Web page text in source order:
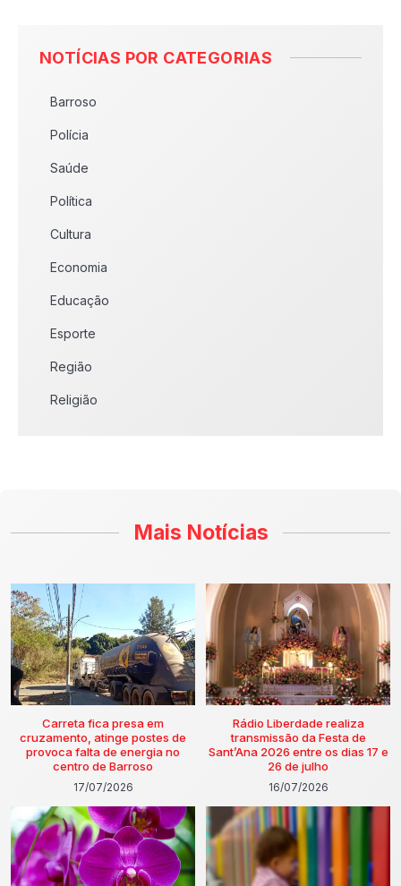
NOTÍCIAS POR CATEGORIAS
Barroso
Polícia
Saúde
Política
Cultura
Economia
Educação
Esporte
Região
Religião
Mais Notícias
Carreta fica presa em
cruzamento, atinge postes de
provoca falta de energia no
centro de Barroso
17/07/2026
Rádio Liberdade realiza
transmissão da Festa de
Sant’Ana 2026 entre os dias 17 e
26 de julho
16/07/2026